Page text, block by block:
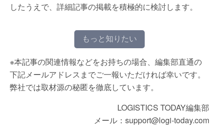
したうえで、詳細記事の掲載を積極的に検討します。
もっと知りたい
※本記事の関連情報などをお持ちの場合、編集部直通の
下記メールアドレスまでご一報いただければ幸いです。
弊社では取材源の秘匿を徹底しています。
LOGISTICS TODAY編集部
メール：support@logi-today.com